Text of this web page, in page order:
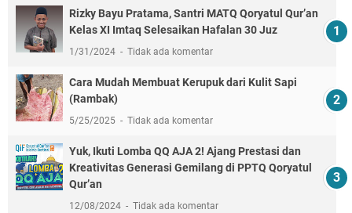
Rizky Bayu Pratama, Santri MATQ Qoryatul Qur’an
Kelas XI Imtaq Selesaikan Hafalan 30 Juz
1/31/2024 Tidak ada komentar
Cara Mudah Membuat Kerupuk dari Kulit Sapi
(Rambak)
5/25/2025 Tidak ada komentar
Yuk, Ikuti Lomba QQ AJA 2! Ajang Prestasi dan
Kreativitas Generasi Gemilang di PPTQ Qoryatul
Qur’an
12/08/2024 Tidak ada komentar